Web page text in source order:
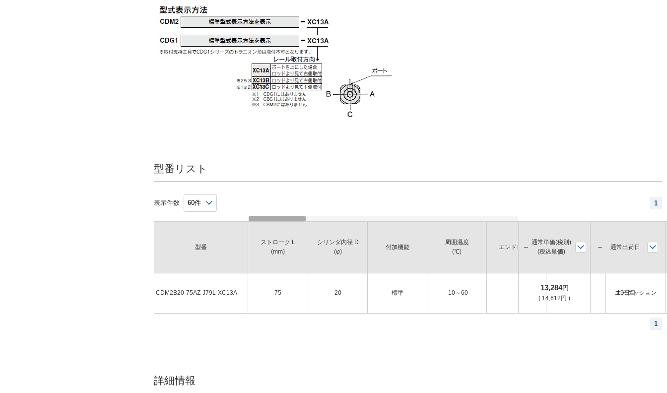
型番リスト
表示件数 1
型番
CDM2B20-75AZ-J79L-XC13A
ストローク L
(mm)
シリンダ内径 D
(φ)
付加機能
周囲温度
(℃)
エンドロック バルブ クッション
75 20 標準 -10～60 - - エアクッション
通常単価(税別)
(税込単価)
通常出荷日
13,284円
( 14,612 円 )
19日目
1
詳細情報